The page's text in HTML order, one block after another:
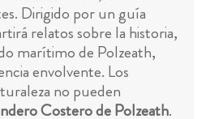
Dirigido por un guía
relatos sobre la historia,
marítimo de Polzeath,
envolvente. Los
no pueden
Costero de Polzeath.